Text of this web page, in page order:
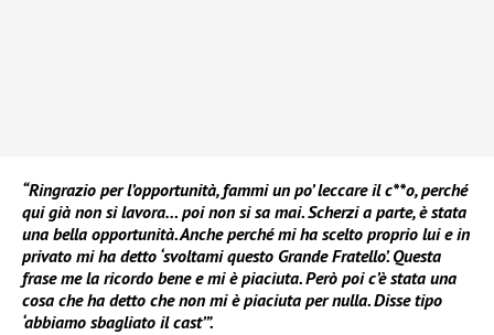
“Ringrazio per l’opportunità, fammi un po’ leccare il c**o, perché
qui già non si lavora… poi non si sa mai. Scherzi a parte, è stata
una bella opportunità. Anche perché mi ha scelto proprio lui e in
privato mi ha detto ‘svoltami questo Grande Fratello’. Questa
frase me la ricordo bene e mi è piaciuta. Però poi c’è stata una
cosa che ha detto che non mi è piaciuta per nulla. Disse tipo
‘abbiamo sbagliato il cast’”.